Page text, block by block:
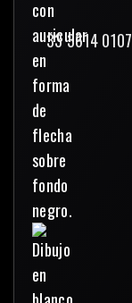
33 3614 0107